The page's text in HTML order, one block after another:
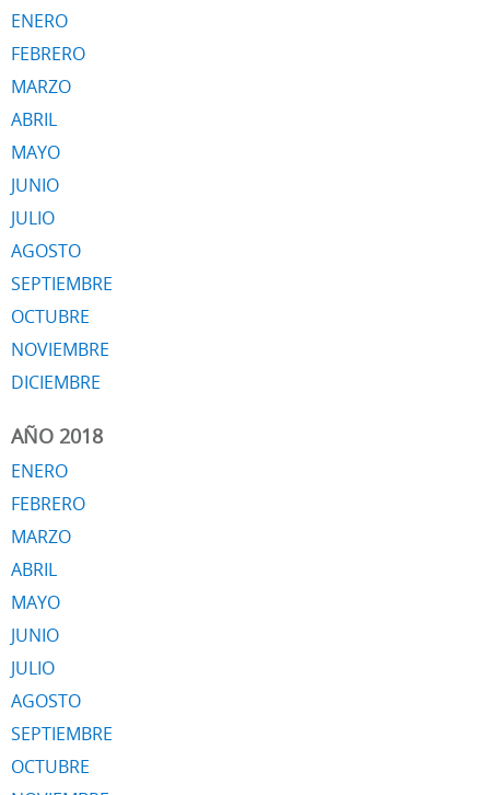
ENERO
FEBRERO
MARZO
ABRIL
MAYO
JUNIO
JULIO
AGOSTO
SEPTIEMBRE
OCTUBRE
NOVIEMBRE
DICIEMBRE
AÑO 2018
ENERO
FEBRERO
MARZO
ABRIL
MAYO
JUNIO
JULIO
AGOSTO
SEPTIEMBRE
OCTUBRE